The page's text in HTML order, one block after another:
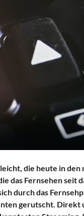
die heute in den
das Fernsehen seit
durch das
gerutscht. Direkt